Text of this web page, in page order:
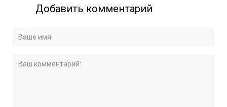
Добавить комментарий